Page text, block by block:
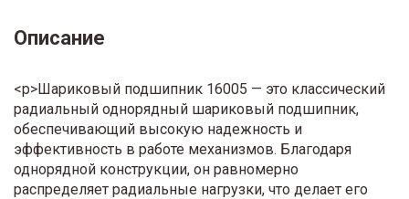
Описание
<p>Шариковый подшипник 16005 — это классический
радиальный однорядный шариковый подшипник,
обеспечивающий высокую надежность и
эффективность в работе механизмов. Благодаря
однорядной конструкции, он равномерно
распределяет радиальные нагрузки, что делает его